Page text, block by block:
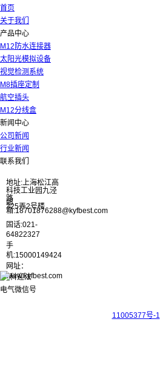
首页
关于我们
产品中心
M12防水连接器
太阳光模拟设备
视觉检测系统
M8插座定制
航空插头
M12分线盒
新闻中心
公司新闻
行业新闻
联系我们
地址:上海松江高
科技工业园九泾
路
325弄2号楼
邮
箱:18701876288@kyfbest.com
固话:021-
64822327
手
机:15000149424
网址：
www.kyfbest.com
11005377号-1